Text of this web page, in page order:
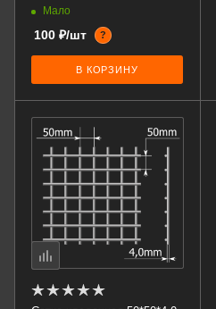
Мало
100 ₽/шт ?
В КОРЗИНУ